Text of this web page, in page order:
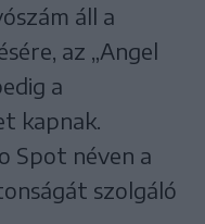
áll a
az „Angel
a
kapnak.
Spot néven a
szolgáló